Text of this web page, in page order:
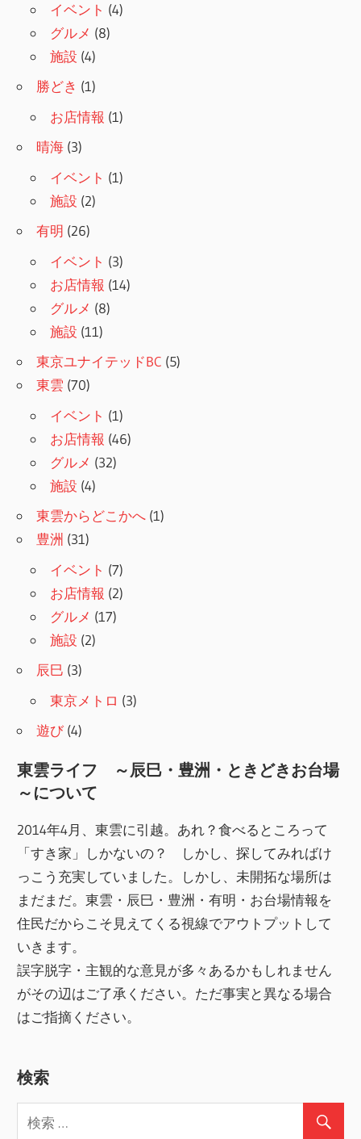
イベント (4)
グルメ (8)
施設 (4)
勝どき (1)
お店情報 (1)
晴海 (3)
イベント (1)
施設 (2)
有明 (26)
イベント (3)
お店情報 (14)
グルメ (8)
施設 (11)
東京ユナイテッドBC (5)
東雲 (70)
イベント (1)
お店情報 (46)
グルメ (32)
施設 (4)
東雲からどこかへ (1)
豊洲 (31)
イベント (7)
お店情報 (2)
グルメ (17)
施設 (2)
辰巳 (3)
東京メトロ (3)
遊び (4)
東雲ライフ ～辰巳・豊洲・ときどきお台場
～について
2014年4月、東雲に引越。あれ？食べるところって
「すき家」しかないの？ しかし、探してみればけ
っこう充実していました。しかし、未開拓な場所は
まだまだ。東雲・辰巳・豊洲・有明・お台場情報を
住民だからこそ見えてくる視線でアウトプットして
いきます。
誤字脱字・主観的な意見が多々あるかもしれません
がその辺はご了承ください。ただ事実と異なる場合
はご指摘ください。
検索